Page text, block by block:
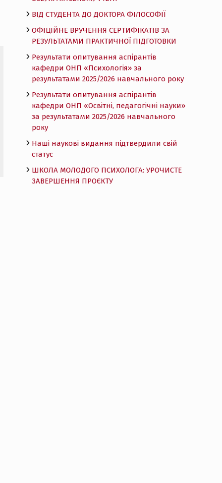
ВІД СТУДЕНТА ДО ДОКТОРА ФІЛОСОФІЇ
ОФІЦІЙНЕ ВРУЧЕННЯ СЕРТИФІКАТІВ ЗА
РЕЗУЛЬТАТАМИ ПРАКТИЧНОЇ ПІДГОТОВКИ
Результати опитування аспірантів
кафедри ОНП «Психологія» за
результатами 2025/2026 навчального року
Результати опитування аспірантів
кафедри ОНП «Освітні, педагогічні науки»
за результатами 2025/2026 навчального
року
Наші наукові видання підтвердили свій
статус
ШКОЛА МОЛОДОГО ПСИХОЛОГА: УРОЧИСТЕ
ЗАВЕРШЕННЯ ПРОЄКТУ